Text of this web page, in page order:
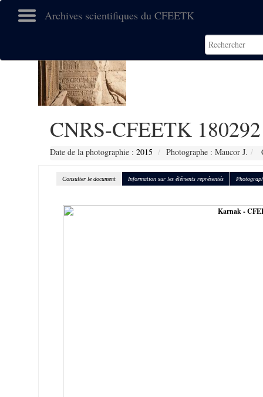
Archives scientifiques du CFEETK
CNRS-CFEETK 180292
Date de la photographie : 2015 Photographe : Maucor J.
Consulter le document Information sur les éléments représentés